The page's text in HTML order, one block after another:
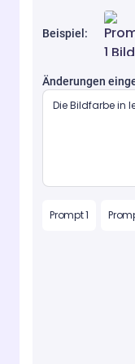
Beispiel:
Änderungen
Prompt 1